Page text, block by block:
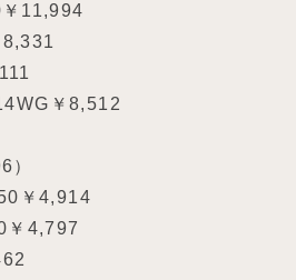
11,994
￥8,512
）
￥4,914
￥4,797